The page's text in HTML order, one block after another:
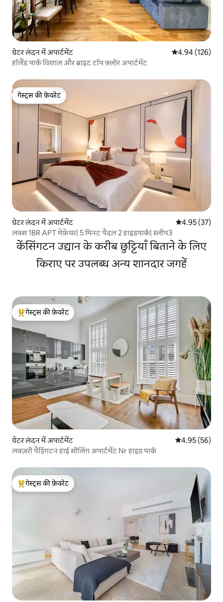
ग्रेटर लंदन में अपार्टमेंट औसत रेटिंग 5 में से
4.94 (126)
हॉलैंड पार्क विशाल और ब्राइट टॉप फ़्लोर अपार्टमेंट
गेस्ट्स की फ़ेवरेट
गेस्ट्स की फ़ेवरेट
ग्रेटर लंदन में अपार्टमेंट औसत रेटिंग 5 में
4.95 (37)
लक्स 1BR APT मेफ़ेयर| 5 मिनट पैदल 2 हाइडपार्क| स्लीप3
केंसिंगटन उद्यान के करीब छुट्टियाँ बिताने के लिए
किराए पर उपलब्ध अन्य शानदार जगहें
गेस्ट्स का टॉप फ़ेवरेट
गेस्ट्स की फ़ेवरेट
ग्रेटर लंदन में अपार्टमेंट औसत रेटिंग 5 में
4.95 (56)
लक्ज़री पैडिंगटन हाई सीलिंग अपार्टमेंट Nr हाइड पार्क
गेस्ट्स का टॉप फ़ेवरेट
गेस्ट्स की फ़ेवरेट